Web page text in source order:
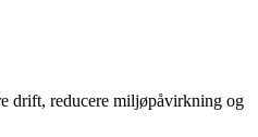
drift, reducere miljøpåvirkning og